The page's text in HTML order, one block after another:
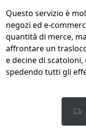
Questo servizio è
negozi ed e-
quantità di merce,
affrontare un
e decine di
spedendo tutti gli